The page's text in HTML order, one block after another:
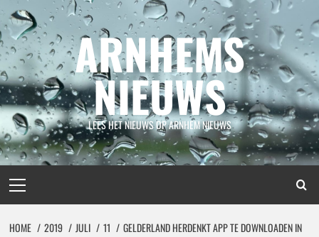
Spring
naar
inhoud
ARNHEMS
NIEUWS
LEES HET NIEUWS OP ARNHEM NIEUWS
menu
HOME 2019 JULI 11
GELDERLAND HERDENKT APP TE DOWNLOADEN IN